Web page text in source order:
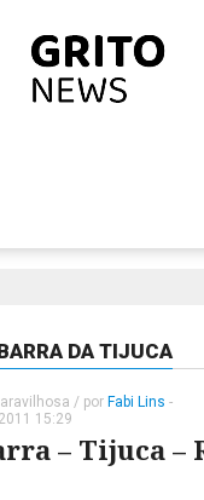
DA TIJUCA
/ por Fabi Lins -
15:29
– Tijuca –